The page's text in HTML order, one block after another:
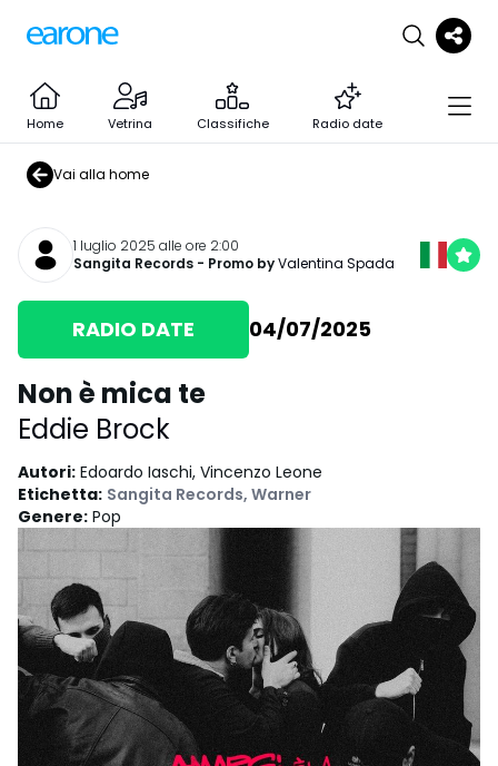
Home Vetrina Classifiche Radio date
Vai alla home
1 luglio 2025 alle ore 2:00
Sangita Records - Promo byValentina Spada
RADIO DATE 04/07/2025
Non è mica te
Eddie Brock
Autori: Edoardo Iaschi, Vincenzo Leone
Etichetta: Sangita Records, Warner
Genere: Pop